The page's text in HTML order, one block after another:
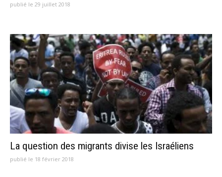
publié le 29 juillet 2018
La question des migrants divise les Israéliens
publié le 18 février 2018